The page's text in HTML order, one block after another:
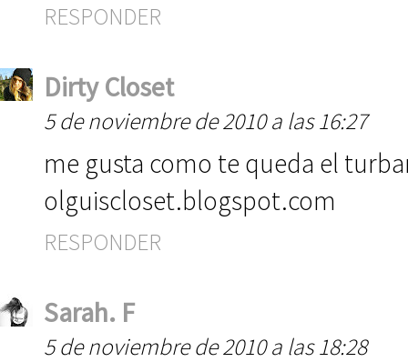
RESPONDER
Dirty Closet
5 de noviembre de 2010 a las 16:27
me gusta como te queda el
olguiscloset.blogspot.com
RESPONDER
Sarah. F
5 de noviembre de 2010 a las 18:28